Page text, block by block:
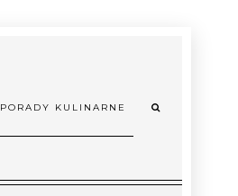
PORADY KULINARNE